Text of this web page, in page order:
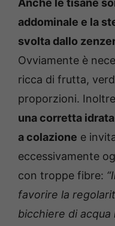
Anche le tisane
addominale e la
svolta dallo
Ovviamente è
ricca di frutta,
proporzioni.
una corretta
a colazione e
eccessivamente
con troppe fibre:
favorire la
bicchiere di